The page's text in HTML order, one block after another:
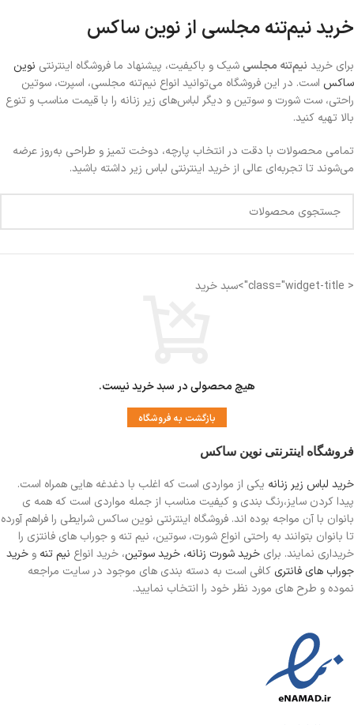
خرید نیم‌تنه مجلسی از نوین ساکس
برای خرید نیم‌تنه مجلسیشیک و باکیفیت، پیشنهاد ما فروشگاه اینترنتی نوین
ساکس است. در این فروشگاه می‌توانید انواع نیم‌تنه مجلسی، اسپرت، سوتین
راحتی، ست شورت و سوتین و دیگر لباس‌های زیر زنانه را با قیمت مناسب و تنوع
بالا تهیه کنید.
تمامی محصولات با دقت در انتخاب پارچه، دوخت تمیز و طراحی به‌روز عرضه
می‌شوند تا تجربه‌ای عالی از خرید اینترنتی لباس زیر داشته باشید.
< class="widget-title">سبد خرید
هیچ محصولی در سبد خرید نیست.
بازگشت به فروشگاه
فروشگاه اینترنتی نوین ساکس
خرید لباس زیر زنانه یکی از مواردی است که اغلب با دغدغه هایی همراه است.
پیدا کردن سایز،رنگ بندی و کیفیت مناسب از جمله مواردی است که همه ی
بانوان با آن مواجه بوده اند. فروشگاه اینترنتی نوین ساکس شرایطی را فراهم آورده
تا بانوان بتوانند به راحتی انواع شورت، سوتین، نیم تنه و جوراب های فانتزی را
خریداری نمایند. برای خرید شورت زنانه، خرید سوتین، خرید انواع نیم تنه و خرید
جوراب های فانتری کافی است به دسته بندی های موجود در سایت مراجعه
نموده و طرح های مورد نظر خود را انتخاب نمایید.